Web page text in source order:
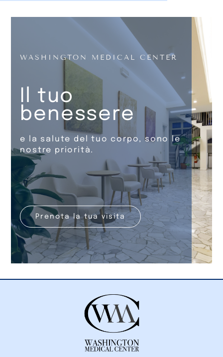
WASHINGTON MEDICAL CENTER
Il tuo
benessere
e la salute del tuo corpo, sono le
nostre priorità.
Prenota la tua visita